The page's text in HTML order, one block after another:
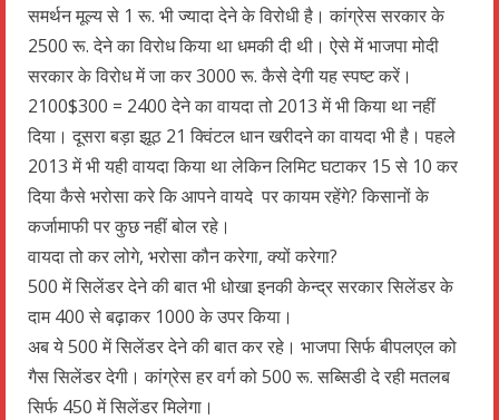
समर्थन मूल्य से 1 रू. भी ज्यादा देने के विरोधी है। कांग्रेस सरकार के
2500 रू. देने का विरोध किया था धमकी दी थी। ऐसे में भाजपा मोदी
सरकार के विरोध में जा कर 3000 रू. कैसे देगी यह स्पष्ट करें।
2100$300 = 2400 देने का वायदा तो 2013 में भी किया था नहीं
दिया। दूसरा बड़ा झूठ 21 क्विंटल धान खरीदने का वायदा भी है। पहले
2013 में भी यही वायदा किया था लेकिन लिमिट घटाकर 15 से 10 कर
दिया कैसे भरोसा करे कि आपने वायदे पर कायम रहेंगे? किसानों के
कर्जामाफी पर कुछ नहीं बोल रहे।
वायदा तो कर लोगे, भरोसा कौन करेगा, क्यों करेगा?
500 में सिलेंडर देने की बात भी धोखा इनकी केन्द्र सरकार सिलेंडर के
दाम 400 से बढ़ाकर 1000 के उपर किया।
अब ये 500 में सिलेंडर देने की बात कर रहे। भाजपा सिर्फ बीपलएल को
गैस सिलेंडर देगी। कांग्रेस हर वर्ग को 500 रू. सब्सिडी दे रही मतलब
सिर्फ 450 में सिलेंडर मिलेगा।